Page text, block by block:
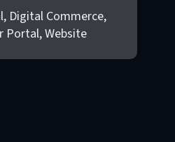
Digital Commerce,
Portal, Website